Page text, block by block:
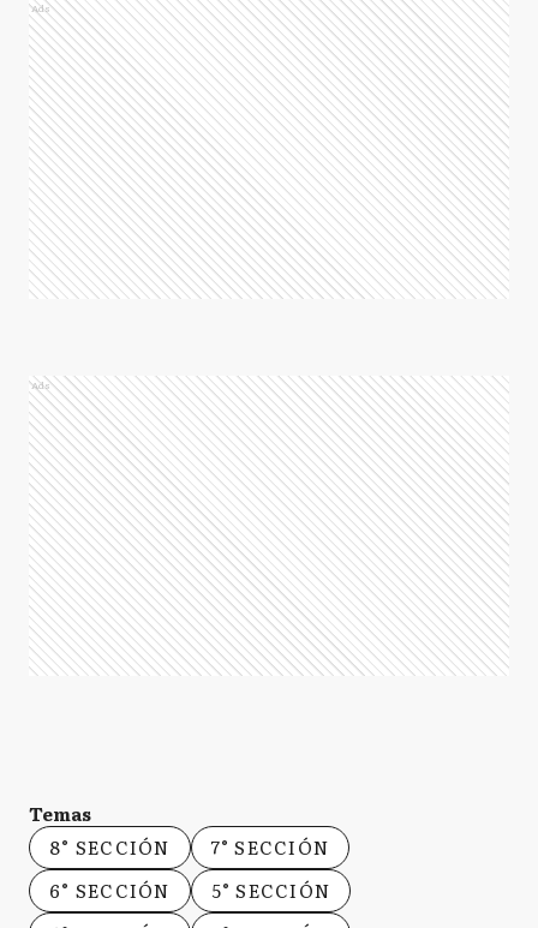
Ads
Ads
Temas
8° SECCIÓN
7° SECCIÓN
6° SECCIÓN
5° SECCIÓN